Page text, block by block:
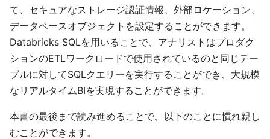
て、セキュアなストレージ認証情報、外部ロケーション、
データベースオブジェクトを設定することができます。
Databricks SQLを用いることで、アナリストはプロダク
ションのETLワークロードで使用されているのと同じテー
ブルに対してSQLクエリーを実行することができ、大規模
なリアルタイムBIを実現することができます。
本書の最後まで読み進めることで、以下のことに慣れ親し
むことができます。